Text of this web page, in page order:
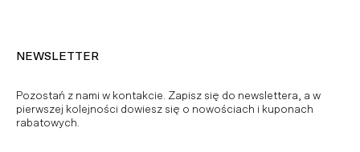
NEWSLETTER
Pozostań z nami w kontakcie. Zapisz się do newslettera, a w
pierwszej kolejności dowiesz się o nowościach i kuponach
rabatowych.